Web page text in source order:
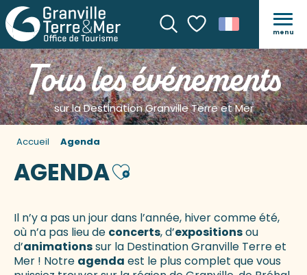
Recherche
Voir les favoris
menu
Tous les événements
sur la Destination Granville Terre et Mer
Accueil Agenda
AGENDAAjouter aux favoris
Il n’y a pas un jour dans l’année, hiver comme été,
où n’a pas lieu de concerts, d’expositionsou
d’animationssur la Destination Granville Terre et
Mer ! Notre agenda est le plus complet que vous